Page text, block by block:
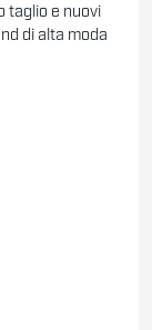
taglio e nuovi
di alta moda